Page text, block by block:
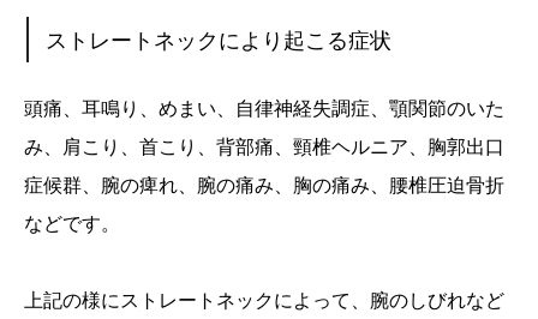
ストレートネックにより起こる症状
頭痛、耳鳴り、めまい、自律神経失調症、顎関節のいた
み、肩こり、首こり、背部痛、頸椎ヘルニア、胸郭出口
症候群、腕の痺れ、腕の痛み、胸の痛み、腰椎圧迫骨折
などです。
上記の様にストレートネックによって、腕のしびれなど